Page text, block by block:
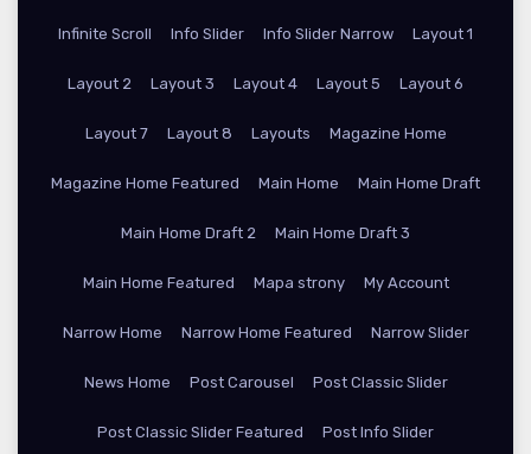
Infinite Scroll Info Slider Info Slider Narrow Layout 1
Layout 2 Layout 3 Layout 4 Layout 5 Layout 6
Layout 7 Layout 8 Layouts Magazine Home
Magazine Home Featured Main Home Main Home Draft
Main Home Draft 2 Main Home Draft 3
Main Home Featured Mapa strony My Account
Narrow Home Narrow Home Featured Narrow Slider
News Home Post Carousel Post Classic Slider
Post Classic Slider Featured Post Info Slider